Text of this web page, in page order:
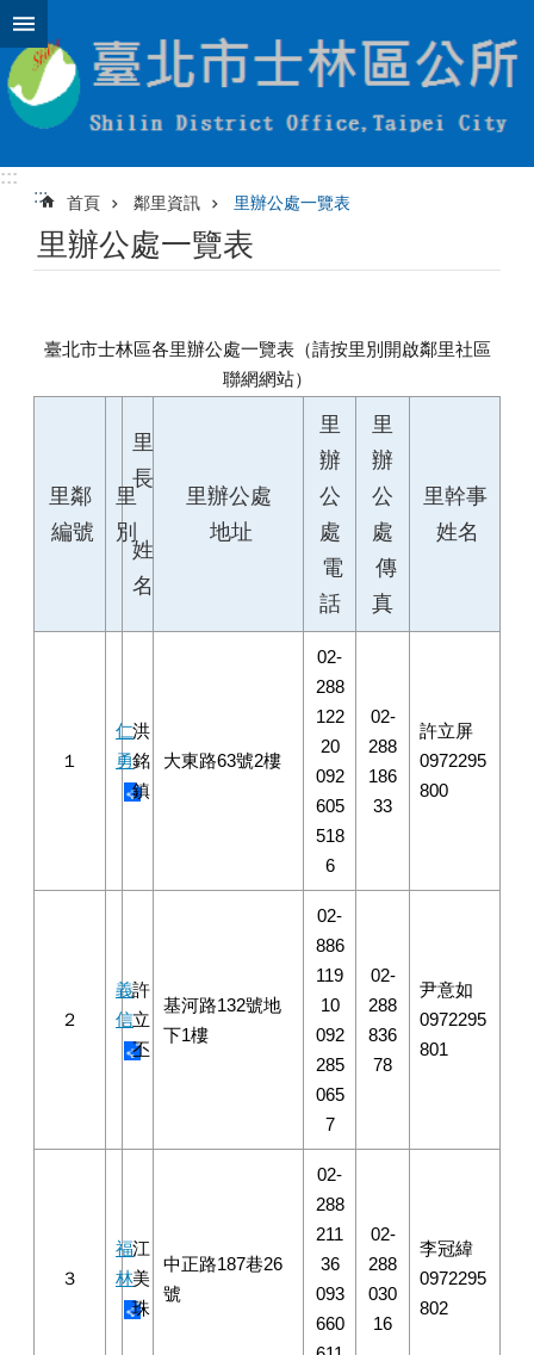
跳到主要內容區塊
:::
:::
首頁 鄰里資訊 里辦公處一覽表
里辦公處一覽表
里鄰
編號
里
別
里
長
姓
名
里辦公處
地址
里
辦
公
處
電
話
里
辦
公
處
傳
真
里幹事
姓名
臺北市士林區各里辦公處一覽表（請按里別開啟鄰里社區
聯網網站）
１
仁
勇
洪
銘
鎮
大東路63號2樓
02-
288
122
20
092
605
518
6
02-
288
186
33
許立屏
0972295
800
２
義
信
許
立
丕
基河路132號地
下1樓
02-
886
119
10
092
285
065
7
02-
288
836
78
尹意如
0972295
801
３
福
林
江
美
珠
中正路187巷26
號
02-
288
211
36
093
660
02-
288
030
16
李冠緯
0972295
802